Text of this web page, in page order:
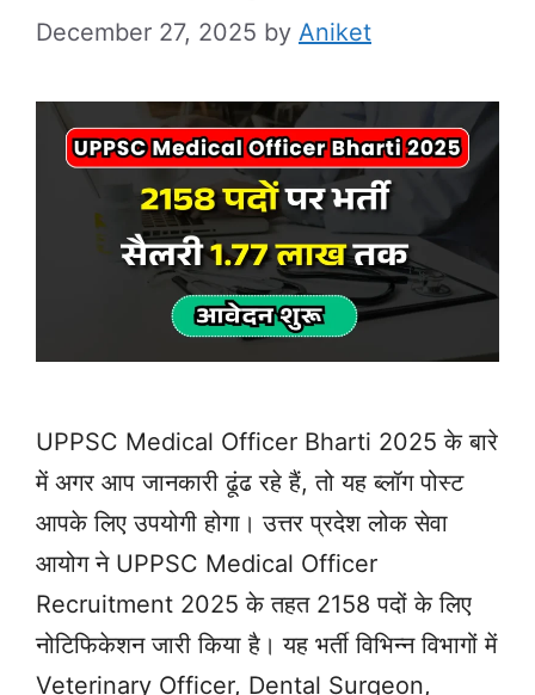
December 27, 2025 by Aniket
UPPSC Medical Officer Bharti 2025 के बारे
में अगर आप जानकारी ढूंढ रहे हैं, तो यह ब्लॉग पोस्ट
आपके लिए उपयोगी होगा। उत्तर प्रदेश लोक सेवा
आयोग ने UPPSC Medical Officer
Recruitment 2025 के तहत 2158 पदों के लिए
नोटिफिकेशन जारी किया है। यह भर्ती विभिन्न विभागों में
Veterinary Officer, Dental Surgeon,